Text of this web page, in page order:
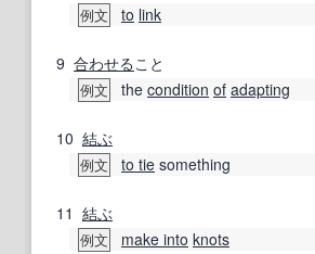
例文 to link
9 合わせる こと
例文 the condition of adapting
10 結ぶ
例文 to tie something
11 結ぶ
例文 make into knots